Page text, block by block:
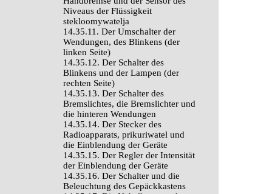
Niveaus der Flüssigkeit
stekloomywatelja
14.35.11. Der Umschalter der
Wendungen, des Blinkens (der
linken Seite)
14.35.12. Der Schalter des
Blinkens und der Lampen (der
rechten Seite)
14.35.13. Der Schalter des
Bremslichtes, die Bremslichter und
die hinteren Wendungen
14.35.14. Der Stecker des
Radioapparats, prikuriwatel und
die Einblendung der Geräte
14.35.15. Der Regler der Intensität
der Einblendung der Geräte
14.35.16. Der Schalter und die
Beleuchtung des Gepäckkastens